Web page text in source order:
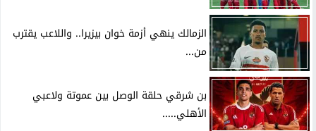
الزمالك ينهي أزمة خوان بيزيرا.. واللاعب يقترب
من...
بن شرقي حلقة الوصل بين عموتة ولاعبي
الأهلي.....